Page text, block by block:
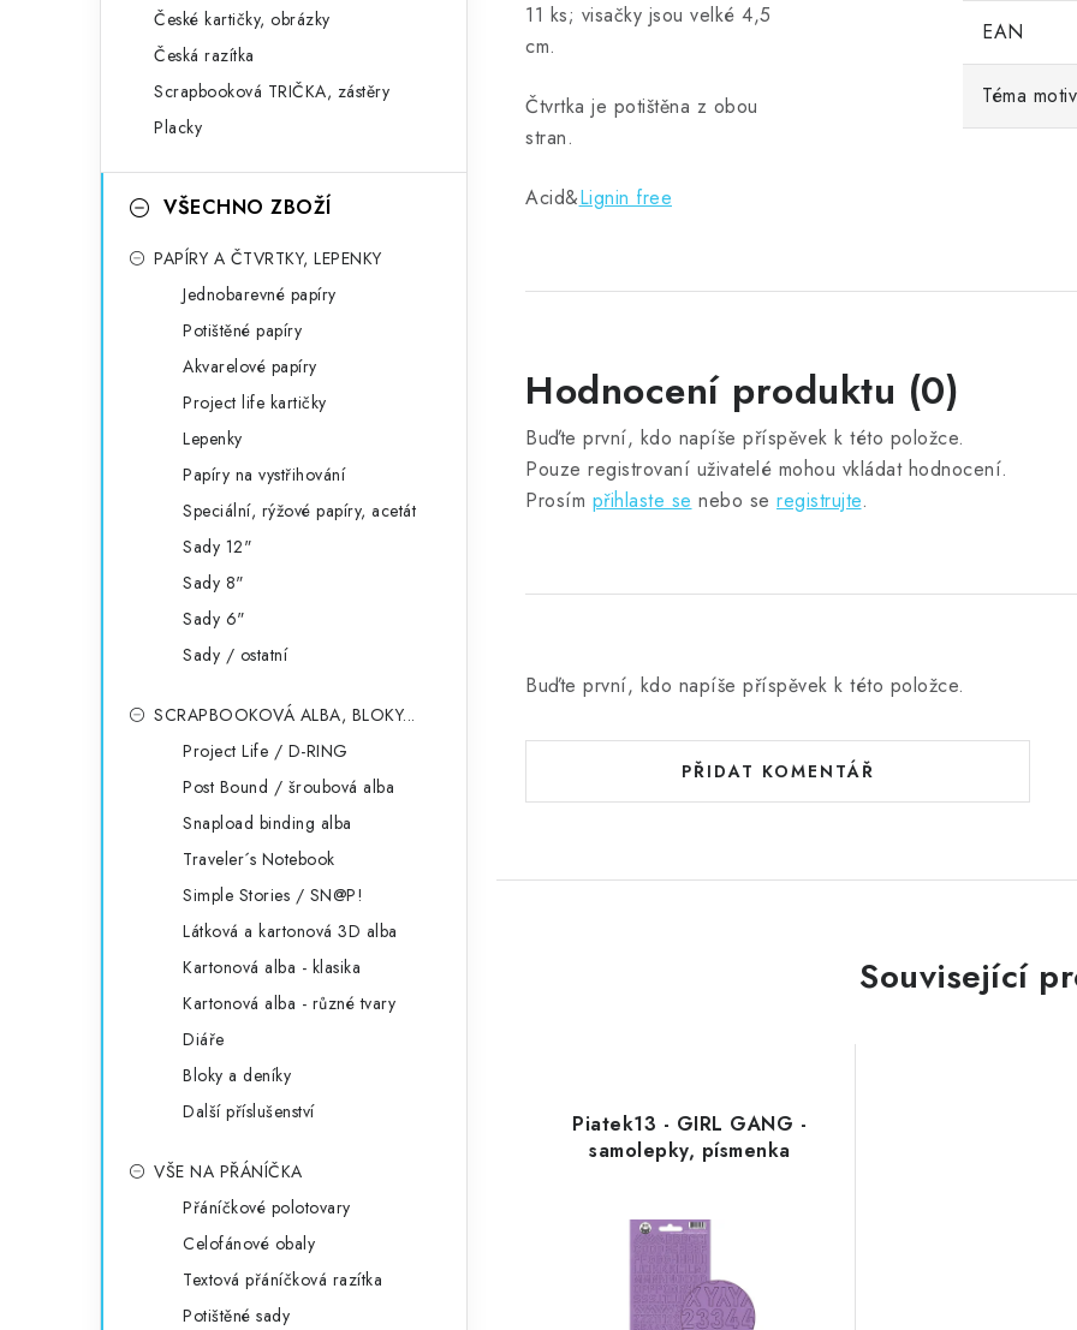
České kartičky, obrázky
Česká razítka
Scrapbooková TRIČKA, zástěry
Placky
VŠECHNO ZBOŽÍ
PAPÍRY A ČTVRTKY, LEPENKY
Jednobarevné papíry
Potištěné papíry
Akvarelové papíry
Project life kartičky
Lepenky
Papíry na vystřihování
Speciální, rýžové papíry, acetát
Sady 12"
Sady 8"
Sady 6"
Sady / ostatní
SCRAPBOOKOVÁ ALBA, BLOKY...
Project Life / D-RING
Post Bound / šroubová alba
Snapload binding alba
Traveler´s Notebook
Simple Stories / SN@P!
Látková a kartonová 3D alba
Kartonová alba - klasika
Kartonová alba - různé tvary
Diáře
Bloky a deníky
Další příslušenství
VŠE NA PŘÁNÍČKA
Přáníčkové polotovary
Celofánové obaly
Textová přáníčková razítka
Potištěné sady
11 ks; visačky jsou velké 4,5
cm.
Čtvrtka je potištěna z obou
stran.
Acid&Lignin free
EAN
Téma
Hodnocení produktu (0)
Buďte první, kdo napíše příspěvek k této položce.
Pouze registrovaní uživatelé mohou vkládat hodnocení.
Prosím přihlaste se nebo se registrujte.
Buďte první, kdo napíše příspěvek k této položce.
PŘIDAT KOMENTÁŘ
Související
Piatek13 - GIRL GANG -
samolepky, písmenka